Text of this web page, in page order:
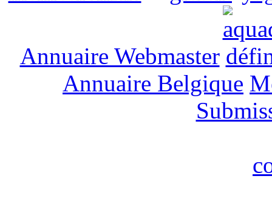
Annuaire Webmaster
Annuaire Belgique